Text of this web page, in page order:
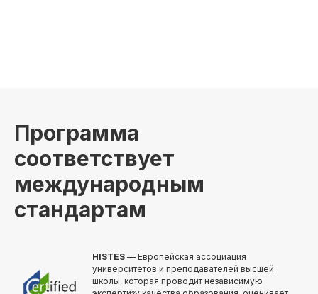
Программа
соответствует
международным
стандартам
HISTES — Европейская ассоциация
университетов и преподавателей высшей
школы, которая проводит независимую